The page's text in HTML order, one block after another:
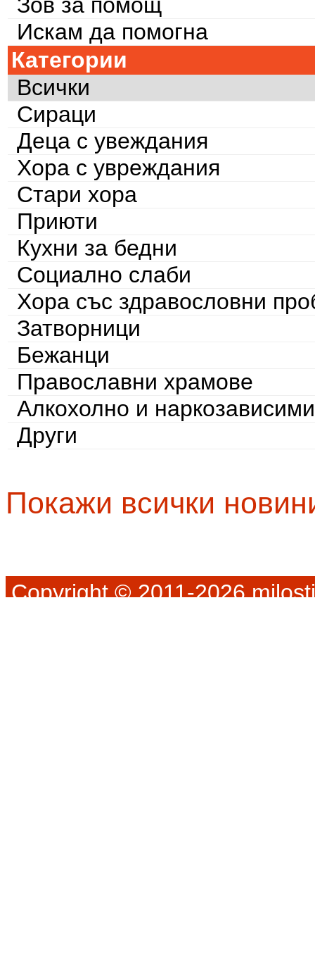
Искам да помогна
Категории
Всички
Сираци
Деца с увеждания
Хора с увреждания
Стари хора
Приюти
Кухни за бедни
Социално слаби
Хора със здравословни
Затворници
Бежанци
Православни храмове
Алкохолно и наркозависими
Други
Покажи всички
Copyright © 2011-2026